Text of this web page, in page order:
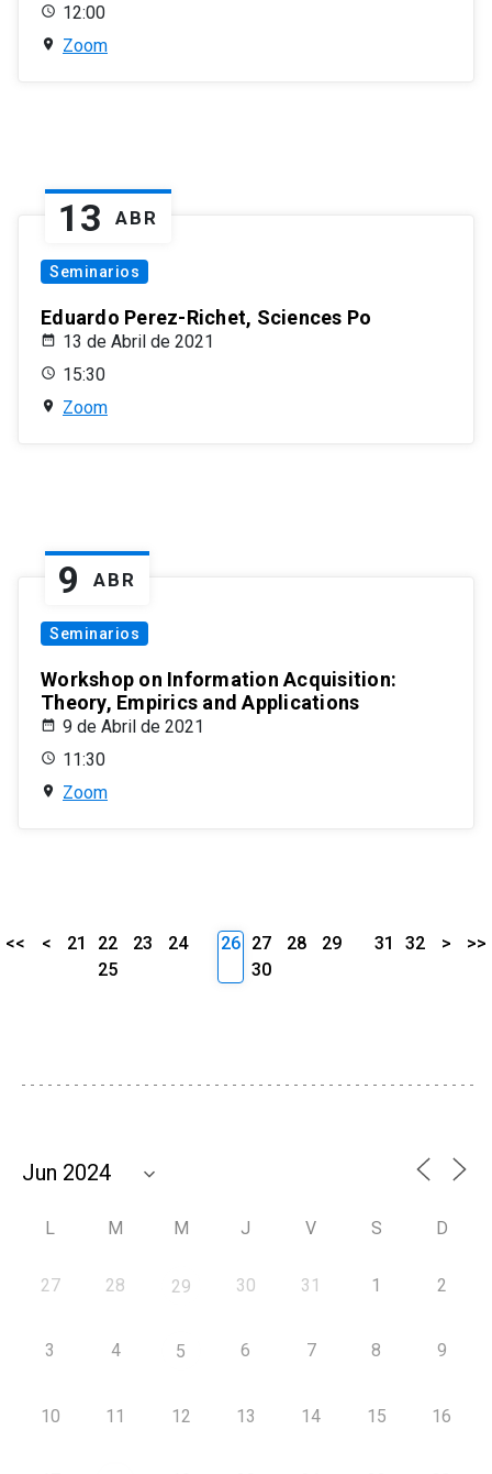
12:00
Zoom
13 ABR
Seminarios
Eduardo Perez-Richet, Sciences Po
13 de Abril de 2021
15:30
Zoom
9 ABR
Seminarios
Workshop on Information Acquisition:
Theory, Empirics and Applications
9 de Abril de 2021
11:30
Zoom
<< < 21 22 23
24
25
26 27 28
29
30
31 32 > >>
L M M J V S D
27 28 29 30 31 1 2
3 4 5 6 7 8 9
10 11 12 13 14 15 16